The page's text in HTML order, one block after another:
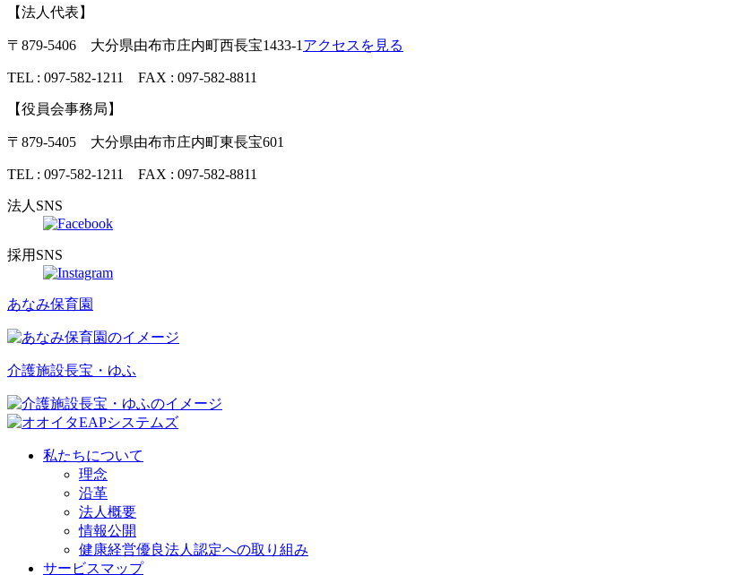
【法人代表】
〒879-5406 大分県由布市庄内町西長宝1433-1 アクセスを見る
TEL : 097-582-1211 FAX : 097-582-8811
【役員会事務局】
〒879-5405 大分県由布市庄内町東長宝601
TEL : 097-582-1211 FAX : 097-582-8811
法人SNS
採用SNS
あなみ保育園
介護施設長宝・ゆふ
私たちについて
理念
沿革
法人概要
情報公開
健康経営優良法人認定への取り組み
サービスマップ